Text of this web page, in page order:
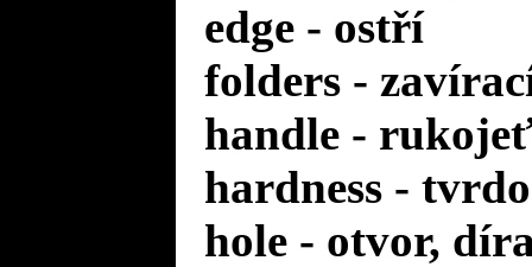
edge - ostří
folders -
handle -
hardness -
hole - otvor,